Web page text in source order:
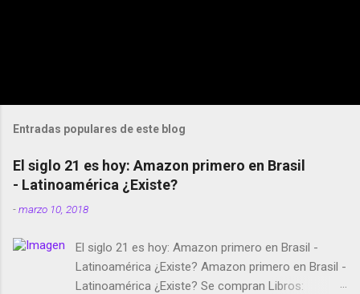
Entradas populares de este blog
El siglo 21 es hoy: Amazon primero en Brasil
- Latinoamérica ¿Existe?
-marzo 10, 2018
El siglo 21 es hoy: Amazon primero en Brasil -
Latinoamérica ¿Existe? Amazon primero en Brasil -
Latinoamérica ¿Existe? Se compran Libros: